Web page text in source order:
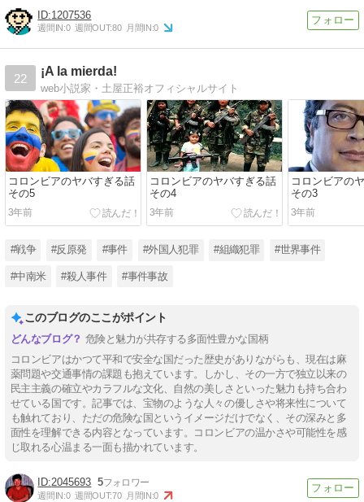
1207536
週間IN:0 週間OUT:80 月間IN:0
22
¡A la mierda!
web小説家・土屋正裕オフィシャルサイト
コロンビアのヤバすぎる話
その5
3年前
コロンビアのヤバすぎる話
その4
3年前
コロンビアの
その3
3年前
#戦争 #反原発 #事件 #外国人犯罪 #組織犯罪 #世界事件
#中南米 #殺人事件 #事件事故
このブログのここがポイント
危険と魅力が共存する多面性豊かな国柄
コロンビアはかつて平和で安全な国だった歴史がありながらも、現在は麻
薬問題や交通事情の課題も抱えています。しかし、その一方で独立以来の
民主主義の確立やカラフルな文化、自然の美しさといった魅力も持ち合わ
せている国です。記事では、宝物のような人々の優しさや将来性について
も触れており、ただの危険な国というイメージだけでなく、その深みと多
面性を理解できる内容となっています。コロンビアの温かさや可能性を感
じ取れる心温まる一面も描かれています。
2045693 5
週間IN:0 週間OUT:70 月間IN:0